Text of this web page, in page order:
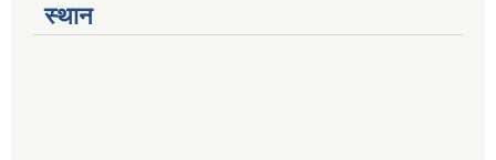
स्थान